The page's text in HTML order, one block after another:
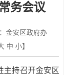
务会议
金安区政府办
中 小】
主持召开金安区